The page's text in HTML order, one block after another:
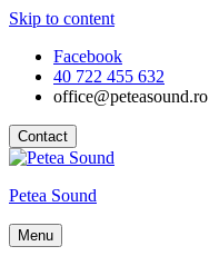
Skip to content
Facebook
40 722 455 632
office@peteasound.ro
Contact
Petea Sound
Menu